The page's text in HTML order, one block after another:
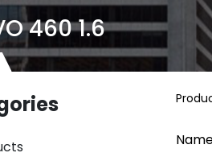
460 1.6